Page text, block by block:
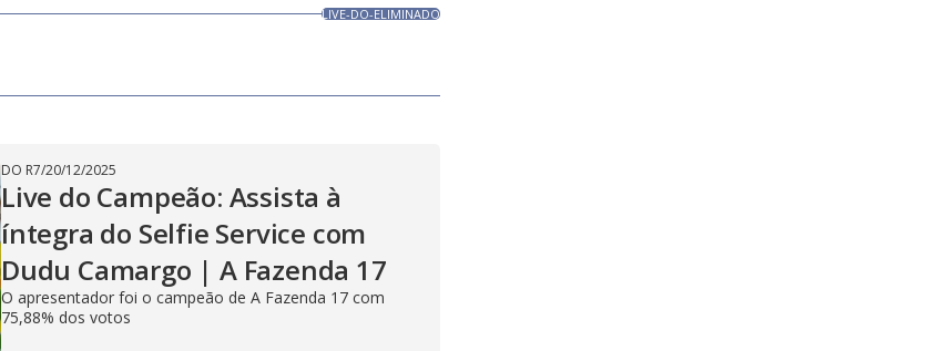
LIVE-DO-ELIMINADO
DO R7/20/12/2025
Live do Campeão: Assista à
íntegra do Selfie Service com
Dudu Camargo | A Fazenda 17
O apresentador foi o campeão de A Fazenda 17 com
75,88% dos votos